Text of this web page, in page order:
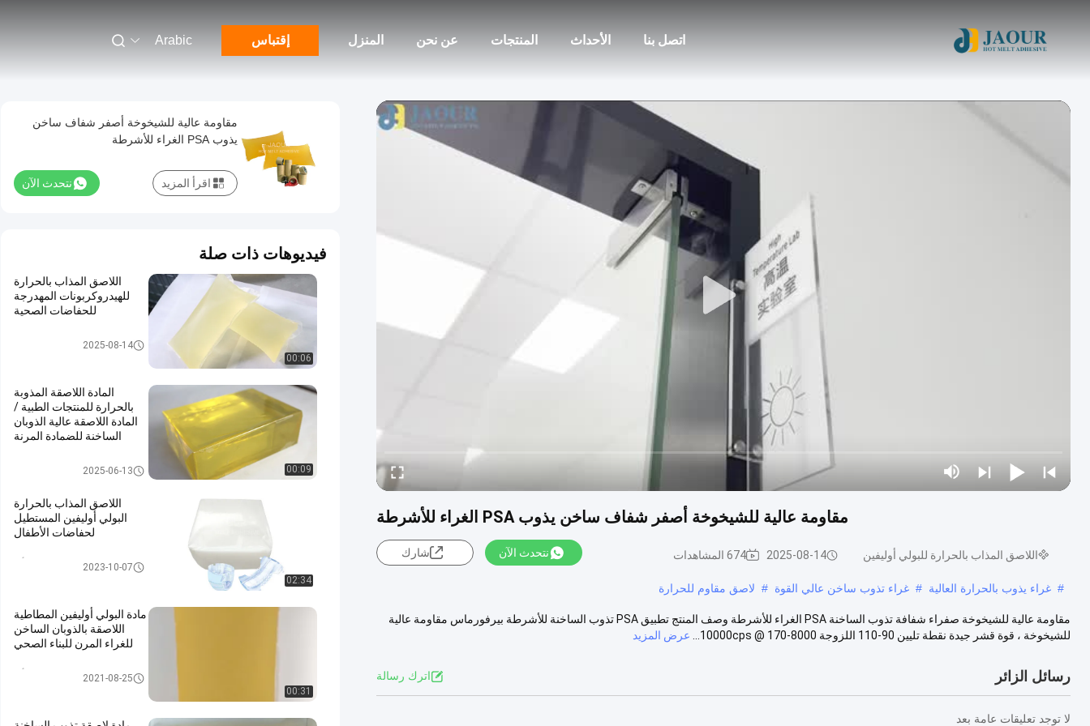
المنزل عن نحن المنتجات الأحداث اتصل بنا إقتباس Arabic
مقاومة عالية للشيخوخة أصفر شفاف ساخن يذوب PSA الغراء للأشرطة
اللاصق المذاب بالحرارة للبولي أوليفين 2025-08-14 674 المشاهدات نتحدث الآن شارك
# غراء يذوب بالحرارة العالية # غراء تذوب ساخن عالي القوة # لاصق مقاوم للحرارة
مقاومة عالية للشيخوخة صفراء شفافة تذوب الساخنة PSA الغراء للأشرطة وصف المنتج تطبيق PSA تذوب الساخنة للأشرطة بيرفورماس مقاومة عالية
للشيخوخة ، قوة قشر جيدة نقطة تليين 90-110 اللزوجة 8000-10000cps @ 170...
عرض المزيد
رسائل الزائر اترك رسالة
لا توجد تعليقات عامة بعد
مقاومة عالية للشيخوخة أصفر شفاف ساخن
يذوب PSA الغراء للأشرطة
نتحدث الآن اقرأ المزيد
فيديوهات ذات صلة
00:06
اللاصق المذاب بالحرارة
للهيدروكربونات المهدرجة
للحفاضات الصحية
مادة لاصقة تذوب الساخنة
2025-08-14
00:09
المادة اللاصقة المذوبة
بالحرارة للمنتجات الطبية /
المادة اللاصقة عالية الذوبان
الساخنة للضمادة المرنة
المادة اللاصقة المذوبة بالحرارة لل
2025-06-13
02:34
اللاصق المذاب بالحرارة
البولي أوليفين المستطيل
لحفاضات الأطفال
اللاصق المذاب بالحرارة للبولي أول
2023-10-07
00:31
مادة البولي أوليفين المطاطية
اللاصقة بالذوبان الساخن
للغراء المرن للبناء الصحي
اللاصق المذاب بالحرارة للبولي أول
2021-08-25